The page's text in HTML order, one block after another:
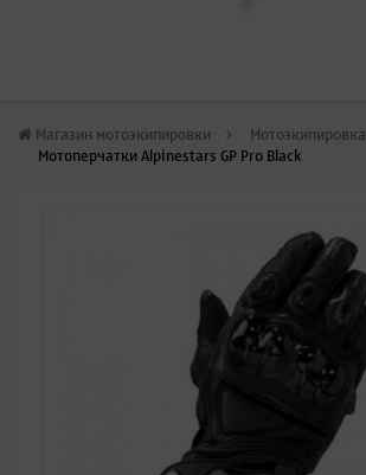
Магазин мотоэкипировки > Мотоэкипировка
Мотоперчатки Alpinestars GP Pro Black